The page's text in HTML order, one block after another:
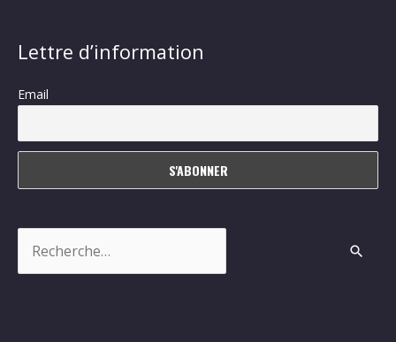
Lettre d’information
Email